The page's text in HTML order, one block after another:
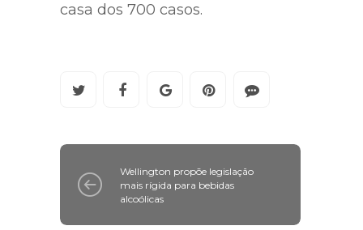
casa dos 700 casos.
Wellington propõe legislação
mais rígida para bebidas
alcoólicas